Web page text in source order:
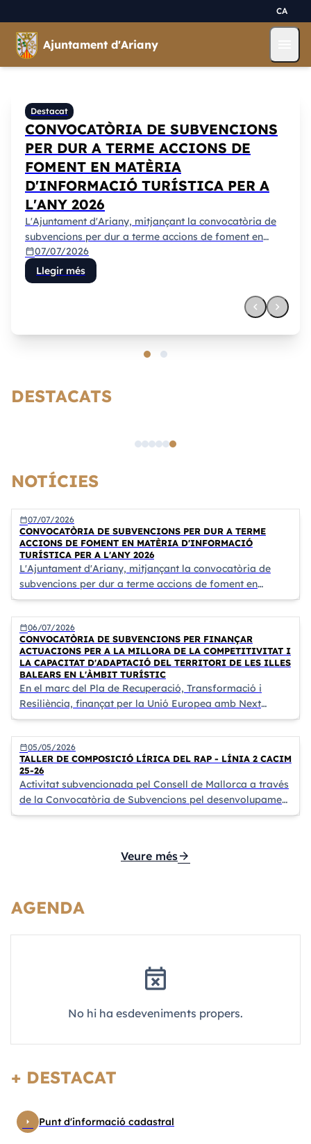
CA
Ajuntament d'Ariany
Destacat
CONVOCATÒRIA DE SUBVENCIONS
PER DUR A TERME ACCIONS DE
FOMENT EN MATÈRIA
D'INFORMACIÓ TURÍSTICA PER A
L'ANY 2026
L'Ajuntament d'Ariany, mitjançant la convocatòria de
subvencions per dur a terme accions de foment en
matèria d'informació turística per a l'any 2026, ha duit
a terme el següent projecte:
calendar_today07/07/2026
Llegir més
chevron_left chevron_right
DESTACATS
NOTÍCIES
calendar_today07/07/2026
CONVOCATÒRIA DE SUBVENCIONS PER DUR A TERME
ACCIONS DE FOMENT EN MATÈRIA D'INFORMACIÓ
TURÍSTICA PER A L'ANY 2026
L'Ajuntament d'Ariany, mitjançant la convocatòria de
subvencions per dur a terme accions de foment en
matèria d'informació turística per a l'any 2026, ha duit a
terme el següent projecte:
calendar_today06/07/2026
CONVOCATÒRIA DE SUBVENCIONS PER FINANÇAR
ACTUACIONS PER A LA MILLORA DE LA COMPETITIVITAT I
LA CAPACITAT D'ADAPTACIÓ DEL TERRITORI DE LES ILLES
BALEARS EN L'ÀMBIT TURÍSTIC
En el marc del Pla de Recuperació, Transformació i
Resiliència, finançat per la Unió Europea amb Next
Generation EU
calendar_today05/05/2026
TALLER DE COMPOSICIÓ LÍRICA DEL RAP - LÍNIA 2 CACIM
25-26
Activitat subvencionada pel Consell de Mallorca a través
de la Convocatòria de Subvencions pel desenvolupament
d’activitats del Catàleg d’Activitats Culturals del Consell
Veure mésarrow_forward
AGENDA
event_busy
No hi ha esdeveniments propers.
+ DESTACAT
arrow_right Punt d'informació cadastral